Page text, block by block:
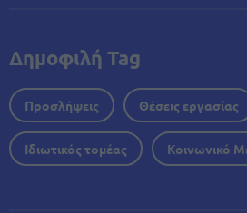
Δημοφιλή Tag
Προσλήψεις Θέσεις εργασίας
Ιδιωτικός τομέας Κοινωνικό